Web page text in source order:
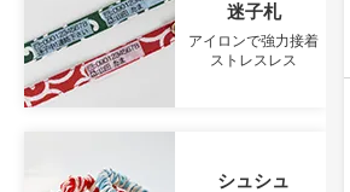
迷子札
アイロンで強力接着
ストレスレス
シュシュ